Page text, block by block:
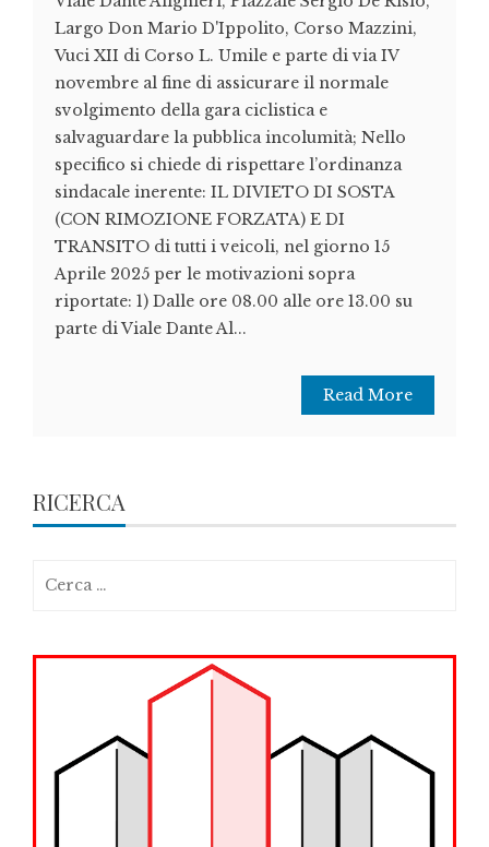
Largo Don Mario D'Ippolito, Corso Mazzini,
Vuci XII di Corso L. Umile e parte di via IV
novembre al fine di assicurare il normale
svolgimento della gara ciclistica e
salvaguardare la pubblica incolumità; Nello
specifico si chiede di rispettare l’ordinanza
sindacale inerente: IL DIVIETO DI SOSTA
(CON RIMOZIONE FORZATA) E DI
TRANSITO di tutti i veicoli, nel giorno 15
Aprile 2025 per le motivazioni sopra
riportate: 1) Dalle ore 08.00 alle ore 13.00 su
parte di Viale Dante Al...
Read More
RICERCA